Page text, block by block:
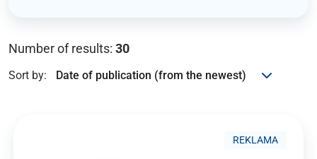
Number of results: 30
Sort by:
REKLAMA